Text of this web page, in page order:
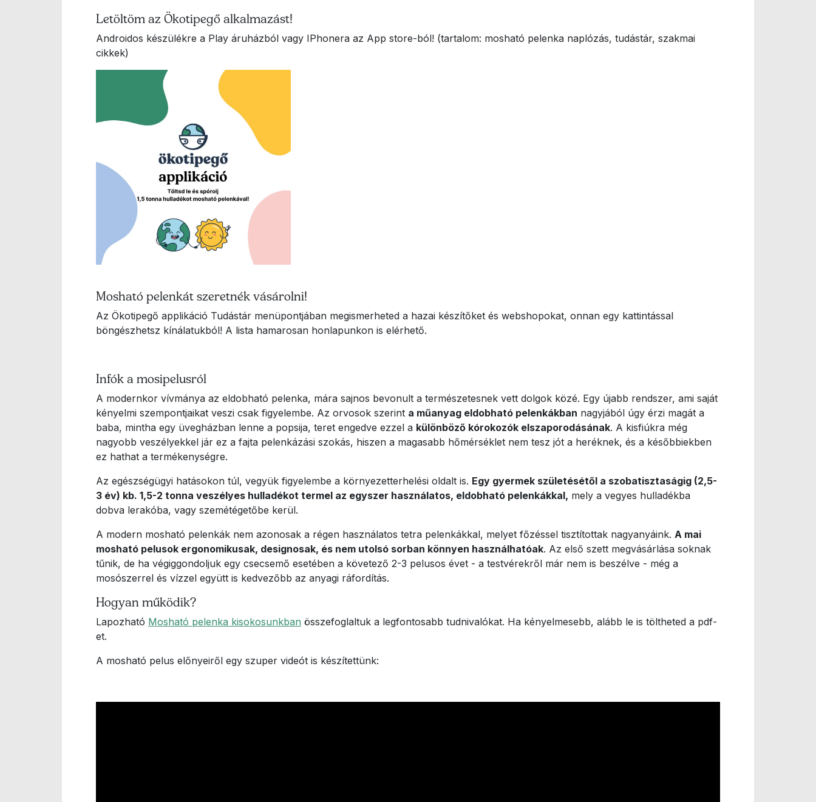
Letöltöm az Ökotipegő alkalmazást!
Androidos készülékre a Play áruházból vagy IPhonera az App store-ból! (tartalom: mosható pelenka naplózás, tudástár, szakmai
cikkek)
Mosható pelenkát szeretnék vásárolni!
Az Ökotipegő applikáció Tudástár menüpontjában megismerheted a hazai készítőket és webshopokat, onnan egy kattintással
böngészhetsz kínálatukból! A lista hamarosan honlapunkon is elérhető.
Infók a mosipelusról
A modernkor vívmánya az eldobható pelenka, mára sajnos bevonult a természetesnek vett dolgok közé. Egy újabb rendszer, ami saját
kényelmi szempontjaikat veszi csak figyelembe. Az orvosok szerint a műanyag eldobható pelenkákban nagyjából úgy érzi magát a
baba, mintha egy üvegházban lenne a popsija, teret engedve ezzel a különböző kórokozók elszaporodásának. A kisfiúkra még
nagyobb veszélyekkel jár ez a fajta pelenkázási szokás, hiszen a magasabb hőmérséklet nem tesz jót a heréknek, és a későbbiekben
ez hathat a termékenységre.
Az egészségügyi hatásokon túl, vegyük figyelembe a környezetterhelési oldalt is. Egy gyermek születésétől a szobatisztaságig (2,5-
3 év) kb. 1,5-2 tonna veszélyes hulladékot termel az egyszer használatos, eldobható pelenkákkal, mely a vegyes hulladékba
dobva lerakóba, vagy szemétégetőbe kerül.
A modern mosható pelenkák nem azonosak a régen használatos tetra pelenkákkal, melyet főzéssel tisztítottak nagyanyáink. A mai
mosható pelusok ergonomikusak, designosak, és nem utolsó sorban könnyen használhatóak. Az első szett megvásárlása soknak
tűnik, de ha végiggondoljuk egy csecsemő esetében a követező 2-3 pelusos évet - a testvérekről már nem is beszélve - még a
mosószerrel és vízzel együtt is kedvezőbb az anyagi ráfordítás.
Hogyan működik?
Lapozható Mosható pelenka kisokosunkban összefoglaltuk a legfontosabb tudnivalókat. Ha kényelmesebb, alább le is töltheted a pdf-
et.
A mosható pelus előnyeiről egy szuper videót is készítettünk: